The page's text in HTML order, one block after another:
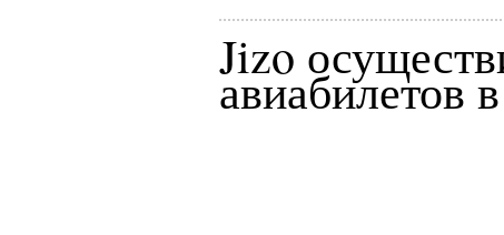
Jizo
авиабилетов